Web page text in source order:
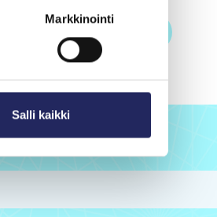
Markkinointi
Salli kaikki
tehdään?